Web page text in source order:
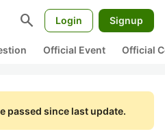
search Login Signup
Official Event Official
passed since last update.